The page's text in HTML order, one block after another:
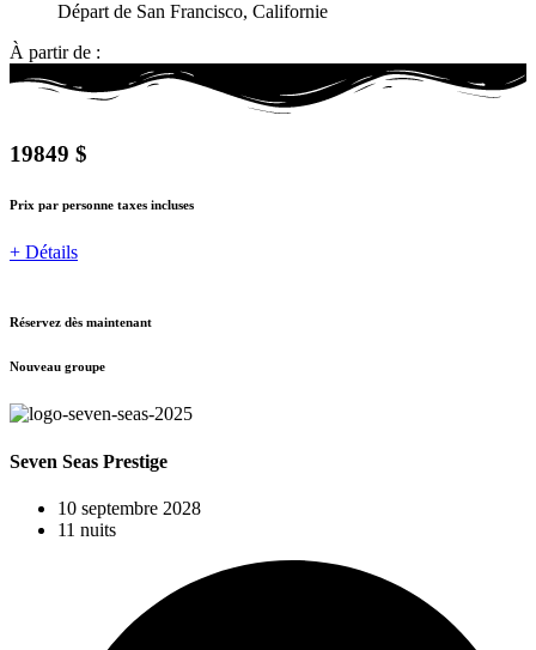
Départ de San Francisco, Californie
À partir de :
19849 $
Prix par personne taxes incluses
+ Détails
Réservez dès maintenant
Nouveau groupe
Seven Seas Prestige
10 septembre 2028
11 nuits